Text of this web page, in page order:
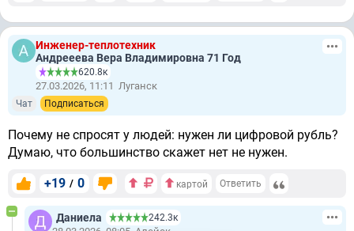
Инженер-теплотехник
Андрееева Вера Владимировна 71 Год
620.8к
27.03.2026, 11:11 Луганск
Чат Подписаться
Почему не спросят у людей: нужен ли цифровой рубль?
Думаю, что большинство скажет нет не нужен.
+19 / 0 картой Ответить
Даниела 242.3к